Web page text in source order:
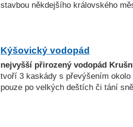
stavbou někdejšího královského
Kýšovický vodopád
nejvyšší přirozený vodopád
tvoří 3 kaskády s převýšením
pouze po velkých deštích či tání